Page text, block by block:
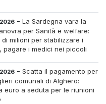
-La Sardegna vara la
per Sanità e welfare:
di milioni per stabilizzare i
pagare i medici nei piccoli
-Scatta il pagamento per
comunali di Alghero:
euro a seduta per le riunioni